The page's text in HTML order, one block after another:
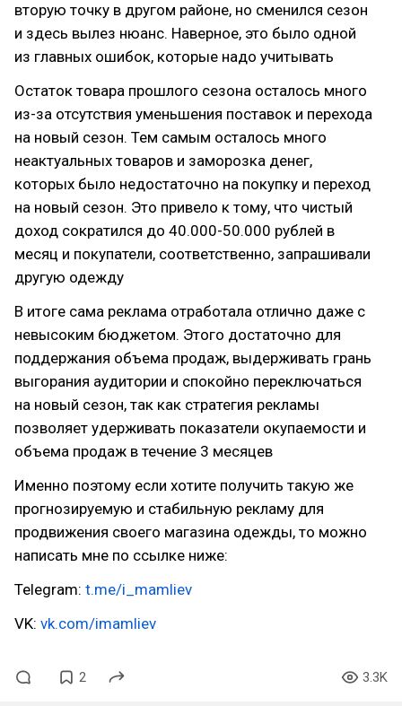
вторую точку в другом районе, но сменился сезон
и здесь вылез нюанс. Наверное, это было одной
из главных ошибок, которые надо учитывать
Остаток товара прошлого сезона осталось много
из-за отсутствия уменьшения поставок и перехода
на новый сезон. Тем самым осталось много
неактуальных товаров и заморозка денег,
которых было недостаточно на покупку и переход
на новый сезон. Это привело к тому, что чистый
доход сократился до 40.000-50.000 рублей в
месяц и покупатели, соответственно, запрашивали
другую одежду
В итоге сама реклама отработала отлично даже с
невысоким бюджетом. Этого достаточно для
поддержания объема продаж, выдерживать грань
выгорания аудитории и спокойно переключаться
на новый сезон, так как стратегия рекламы
позволяет удерживать показатели окупаемости и
объема продаж в течение 3 месяцев
Именно поэтому если хотите получить такую же
прогнозируемую и стабильную рекламу для
продвижения своего магазина одежды, то можно
написать мне по ссылке ниже:
Telegram: t.me/i_mamliev
VK: vk.com/imamliev
2 3.3K